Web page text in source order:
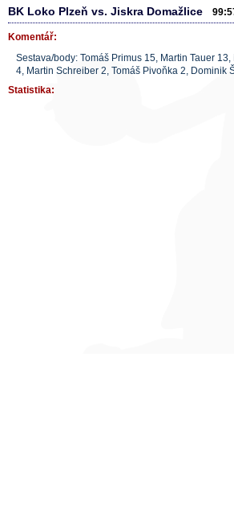
BK Loko Plzeň vs. Jiskra Domažlice
Komentář:
Sestava/body: Tomáš Primus 15, Martin Tauer
4, Martin Schreiber 2, Tomáš Pivoňka 2, Dominik
Statistika: